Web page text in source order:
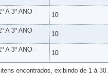
A 3º ANO -
10
A 3º ANO -
10
A 3º ANO -
10
encontrados, exibindo de 1 à 30.